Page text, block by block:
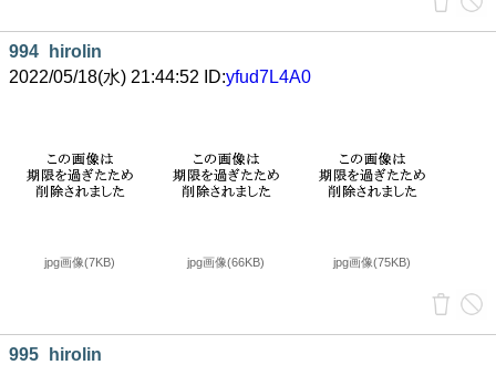
994
hirolin
2022/05/18(水) 21:44:52 ID:yfud7L4A0
jpg画像(7KB) jpg画像(66KB) jpg画像(75KB)
995
hirolin